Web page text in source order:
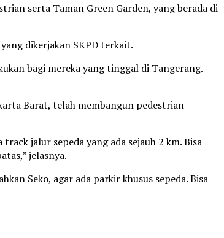
serta Taman Green Garden, yang berada di
dikerjakan SKPD terkait.
bagi mereka yang tinggal di Tangerang.
Barat, telah membangun pedestrian
jalur sepeda yang ada sejauh 2 km. Bisa
jelasnya.
Seko, agar ada parkir khusus sepeda. Bisa